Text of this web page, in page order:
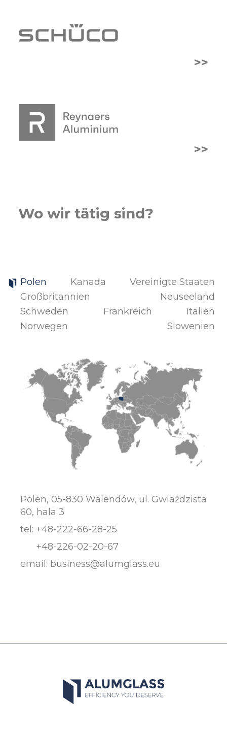
>>
>>
Wo wir tätig sind?
Polen Kanada
Vereinigte Staaten
Großbritannien
Neuseeland
Schweden
Frankreich
Italien
Norwegen
Slowenien
Polen, 05-830 Walendów, ul. Gwiaździsta
60, hala 3
tel: +48-222-66-28-25
+48-226-02-20-67
email: business@alumglass.eu